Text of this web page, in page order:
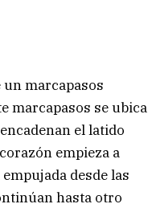
marcapasos
marcapasos se ubica
el latido
empieza a
desde las
hasta otro